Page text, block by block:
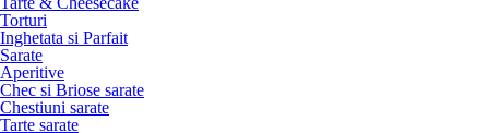
Torturi
Inghetata si Parfait
Sarate
Aperitive
Chec si Briose sarate
Chestiuni sarate
Tarte sarate